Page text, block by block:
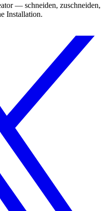
— schneiden, zuschneiden,
Installation.